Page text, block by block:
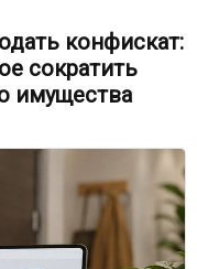
конфискат:
сократить
имущества